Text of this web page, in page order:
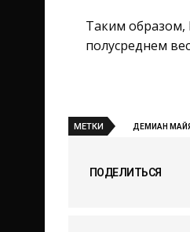
Таким образом,
полусреднем
МЕТКИ ДЕМИАН
ПОДЕЛИТЬСЯ